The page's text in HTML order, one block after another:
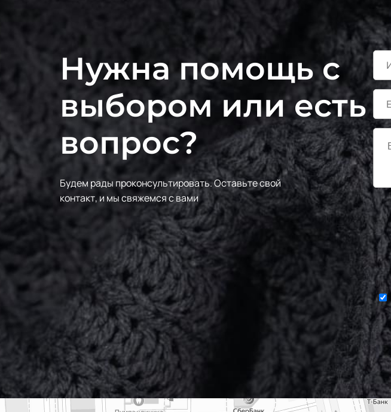
Нужна помощь с
выбором или есть
вопрос?
Будем рады проконсультировать.Оставьте свой
контакт, и мы свяжемся с вами